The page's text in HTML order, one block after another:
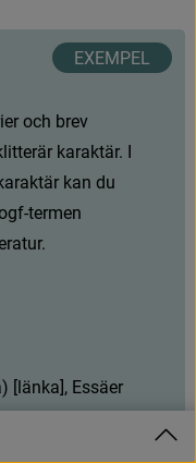
ier och brev
litterär karaktär. I
araktär kan du
gf-termen
ratur.
) [länka], Essäer